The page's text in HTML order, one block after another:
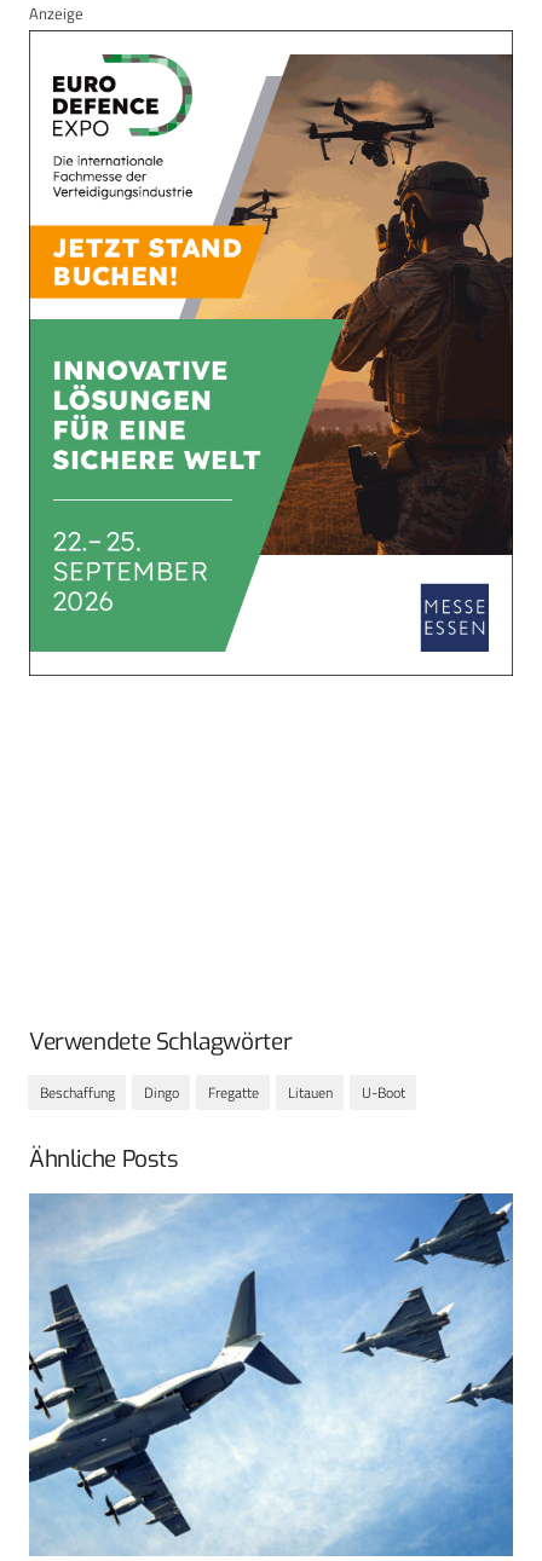
Anzeige
Verwendete Schlagwörter
Beschaffung Dingo Fregatte Litauen U-Boot
Ähnliche Posts